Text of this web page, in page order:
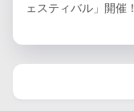
ェスティバル」開催！